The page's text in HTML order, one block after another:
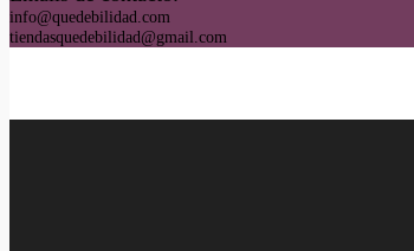
info@quedebilidad.com
tiendasquedebilidad@gmail.com